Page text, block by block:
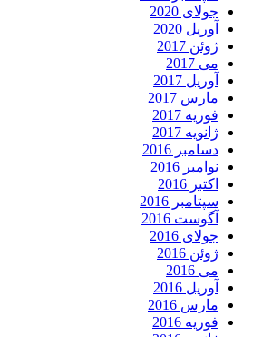
جولای 2020
آوریل 2020
ژوئن 2017
می 2017
آوریل 2017
مارس 2017
فوریه 2017
ژانویه 2017
دسامبر 2016
نوامبر 2016
اکتبر 2016
سپتامبر 2016
آگوست 2016
جولای 2016
ژوئن 2016
می 2016
آوریل 2016
مارس 2016
فوریه 2016